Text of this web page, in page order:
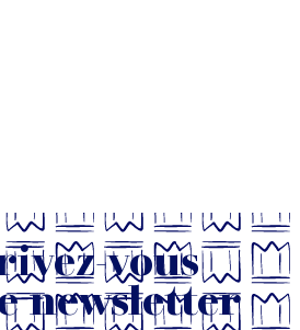
vous
newsletter